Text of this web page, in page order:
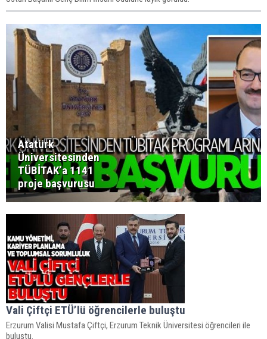
Atatürk
Üniversitesinden
TÜBİTAK’a 1141
proje başvurusu
Vali Çiftçi ETÜ’lü öğrencilerle buluştu
Erzurum Valisi Mustafa Çiftçi, Erzurum Teknik Üniversitesi öğrencileri ile
buluştu.